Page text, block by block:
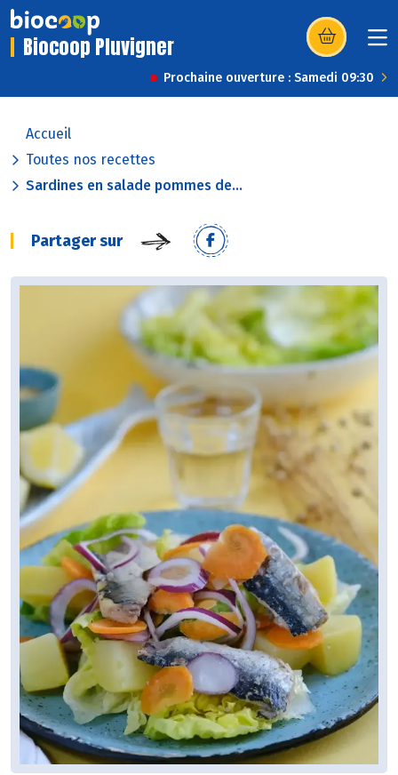
Biocoop Pluvigner (s’ouvre dans
Prochaine ouverture : Samedi 09:30
Accueil
Toutes nos recettes
Sardines en salade pommes de...
Partager sur